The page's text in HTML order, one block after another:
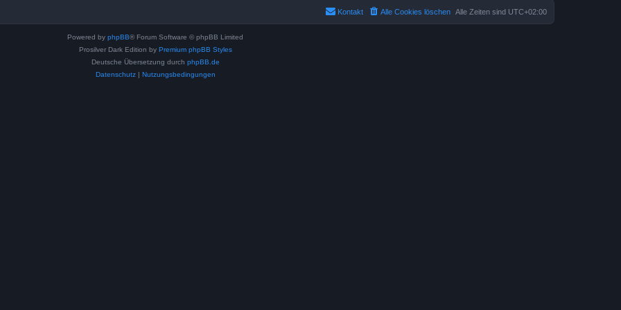
Alle Zeiten sind UTC+02:00
Alle Cookies löschen
Kontakt
Powered by phpBB® Forum Software © phpBB Limited
Prosilver Dark Edition by Premium phpBB Styles
Deutsche Übersetzung durch phpBB.de
Datenschutz| Nutzungsbedingungen